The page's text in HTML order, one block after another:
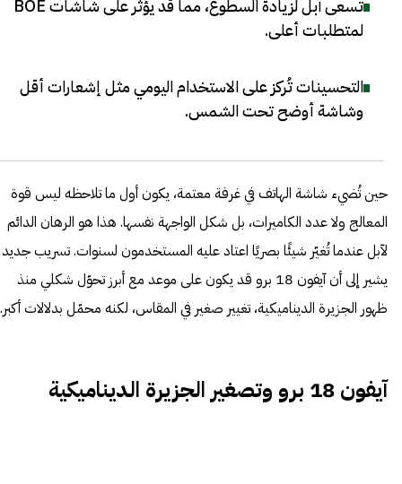
تسعى آبل لزيادة السطوع، مما قد يؤثر على شاشات BOE
لمتطلبات أعلى.
التحسينات تُركز على الاستخدام اليومي مثل إشعارات أقل
وشاشة أوضح تحت الشمس.
حين تُضيء شاشة الهاتف في غرفة معتمة، يكون أول ما تلاحظه ليس قوة
المعالج ولا عدد الكاميرات، بل شكل الواجهة نفسها. هذا هو الرهان الدائم
لآبل عندما تُغيّر شيئًا بصريًا اعتاد عليه المستخدمون لسنوات. تسريب جديد
يشير إلى أن آيفون 18 برو قد يكون على موعد مع أبرز تحوّل شكلي منذ
ظهور الجزيرة الديناميكية، تغيير صغير في المقاس، لكنه محمّل بدلالات أكبر.
آيفون 18 برو وتصغير الجزيرة الديناميكية